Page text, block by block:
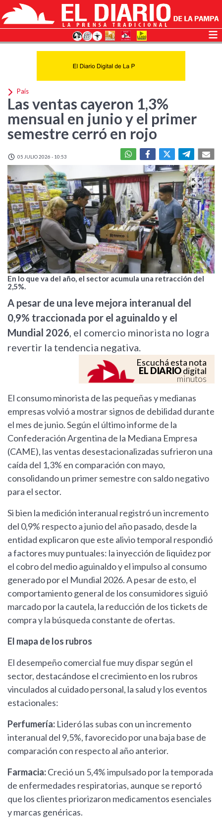
País
Las ventas cayeron 1,3%
mensual en junio y el primer
semestre cerró en rojo
05 JULIO 2026 - 10:53
En lo que va del año, el sector acumula una retracción del
2,5%.
A pesar de una leve mejora interanual del
0,9% traccionada por el aguinaldo y el
Mundial 2026, el comercio minorista no logra
revertir la tendencia negativa.
Escuchá esta nota
EL DIARIOdigital
minutos
El consumo minorista de las pequeñas y medianas
empresas volvió a mostrar signos de debilidad durante
el mes de junio. Según el último informe de la
Confederación Argentina de la Mediana Empresa
(CAME), las ventas desestacionalizadas sufrieron una
caída del 1,3% en comparación con mayo,
consolidando un primer semestre con saldo negativo
para el sector.
Si bien la medición interanual registró un incremento
del 0,9% respecto a junio del año pasado, desde la
entidad explicaron que este alivio temporal respondió
a factores muy puntuales: la inyección de liquidez por
el cobro del medio aguinaldo y el impulso al consumo
generado por el Mundial 2026. A pesar de esto, el
comportamiento general de los consumidores siguió
marcado por la cautela, la reducción de los tickets de
compra y la búsqueda constante de ofertas.
El mapa de los rubros
El desempeño comercial fue muy dispar según el
sector, destacándose el crecimiento en los rubros
vinculados al cuidado personal, la salud y los eventos
estacionales:
Perfumería: Lideró las subas con un incremento
interanual del 9,5%, favorecido por una baja base de
comparación con respecto al año anterior.
Farmacia:Creció un 5,4% impulsado por la temporada
de enfermedades respiratorias, aunque se reportó
que los clientes priorizaron medicamentos esenciales
y marcas genéricas.